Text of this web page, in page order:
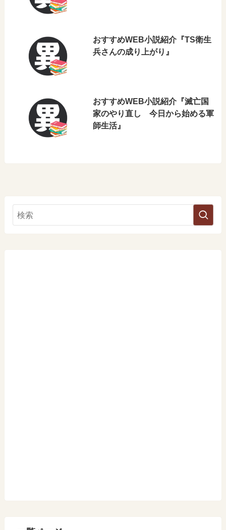
おすすめWEB小説紹介『TS衛生
兵さんの成り上がり』
おすすめWEB小説紹介『滅亡国
家のやり直し 今日から始める軍
師生活』